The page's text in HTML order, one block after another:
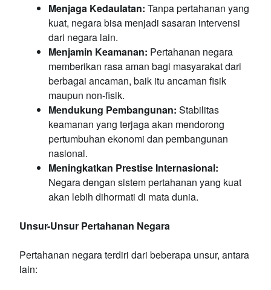
Menjaga Kedaulatan: Tanpa pertahanan yang
kuat, negara bisa menjadi sasaran intervensi
dari negara lain.
Menjamin Keamanan: Pertahanan negara
memberikan rasa aman bagi masyarakat dari
berbagai ancaman, baik itu ancaman fisik
maupun non-fisik.
Mendukung Pembangunan: Stabilitas
keamanan yang terjaga akan mendorong
pertumbuhan ekonomi dan pembangunan
nasional.
Meningkatkan Prestise Internasional:
Negara dengan sistem pertahanan yang kuat
akan lebih dihormati di mata dunia.
Unsur-Unsur Pertahanan Negara
Pertahanan negara terdiri dari beberapa unsur, antara
lain: